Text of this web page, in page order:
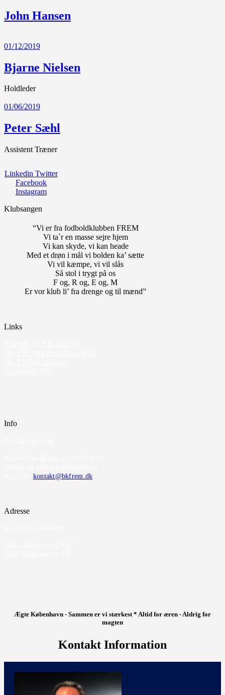
John Hansen
01/12/2019
Bjarne Nielsen
Holdleder
01/06/2019
Peter Sæhl
Assistent Træner
Linkedin Twitter
Facebook
Instagram
Klubsangen
“Vi er fra fodboldklubben FREM
Vi ta`r en masse sejre hjem
Vi kan skyde, vi kan heade
Med et drøn i mål vi bolden ka’ sætte
Vi vil kæmpe, vi vil slås
Så stol i trygt på os
F og, R og, E og, M
Er vor klub li’ fra drenge og til mænd”
Links
Info
kontakt@bkfrem.dk
Adresse
Ægte København - Sammen er vi stærkest * Altid for æren - Aldrig for
magten
Kontakt Information